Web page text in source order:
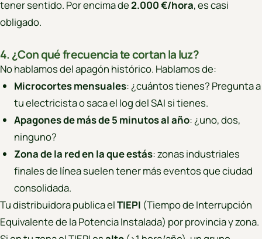
tener sentido. Por encima de2.000 €/hora, es casi
obligado.
4. ¿Con qué frecuencia te cortan la luz?
No hablamos del apagón histórico. Hablamos de:
Microcortes mensuales: ¿cuántos tienes? Pregunta a
tu electricista o saca el log del SAI si tienes.
Apagones de más de 5 minutos al año: ¿uno, dos,
ninguno?
Zona de la red en la que estás: zonas industriales
finales de línea suelen tener más eventos que ciudad
consolidada.
Tu distribuidora publica elTIEPI (Tiempo de Interrupción
Equivalente de la Potencia Instalada) por provincia y zona.